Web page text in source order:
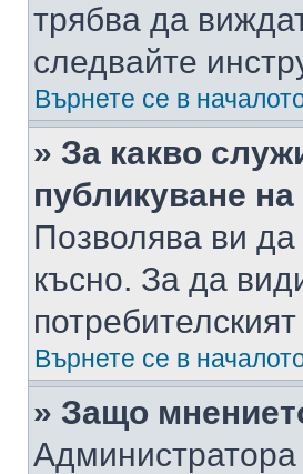
трябва да
следвайте
Върнете се в
» За какво
публикуване
Позволява ви да
късно. За да
Върнете се в
» Защо